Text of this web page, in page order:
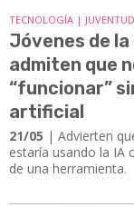
TECNOLOGÍA | JUVENTUD
Jóvenes de
admiten que
“funcionar”
artificial
21/05 | Advierten
estaría usando la IA
de una herramienta.